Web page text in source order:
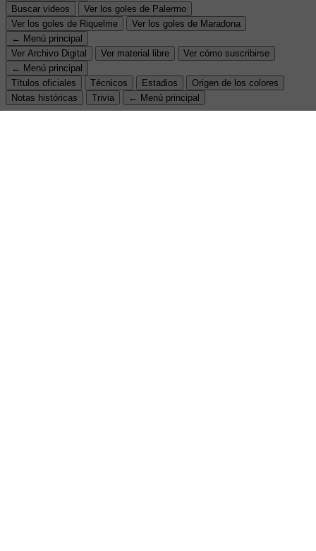
Buscar videos
Ver los goles de Palermo
Ver los goles de Riquelme
Ver los goles de Maradona
← Menú principal
Ver Archivo Digital
Ver material libre
Ver cómo suscribirse
← Menú principal
Títulos oficiales
Técnicos Estadios
Origen de los colores
Notas históricas
Trivia ← Menú principal